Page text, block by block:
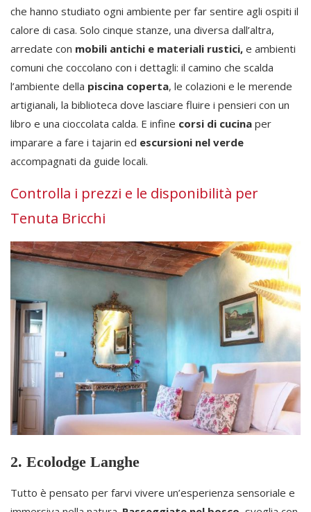
che hanno studiato ogni ambiente per far sentire agli ospiti il
calore di casa. Solo cinque stanze, una diversa dall’altra,
arredate con mobili antichi e materiali rustici, e ambienti
comuni che coccolano con i dettagli: il camino che scalda
l’ambiente della piscina coperta, le colazioni e le merende
artigianali, la biblioteca dove lasciare fluire i pensieri con un
libro e una cioccolata calda. E infine corsi di cucina per
imparare a fare i tajarin ed escursioni nel verde
accompagnati da guide locali.
Controlla i prezzi e le disponibilità per
Tenuta Bricchi
2. Ecolodge Langhe
Tutto è pensato per farvi vivere un’esperienza sensoriale e